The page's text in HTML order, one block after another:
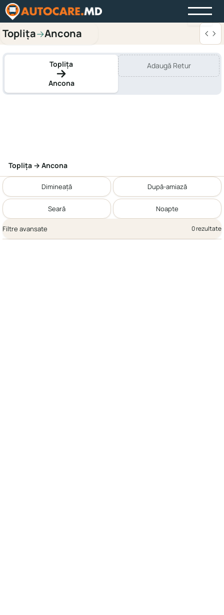
Toplița→Ancona
Toplița
Ancona
Adaugă Retur
Toplița → Ancona
Dimineață După-amiază
Seară Noapte
Filtre avansate 0 rezultate